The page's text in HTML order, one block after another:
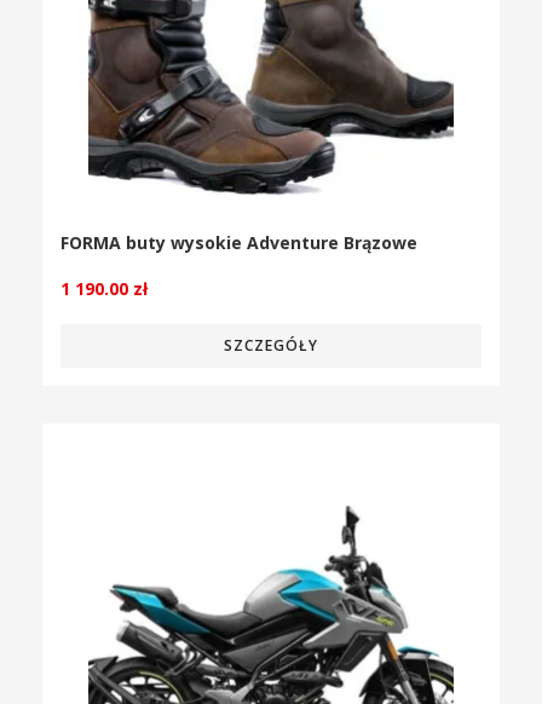
FORMA buty wysokie Adventure Brązowe
1 190.00 zł
SZCZEGÓŁY